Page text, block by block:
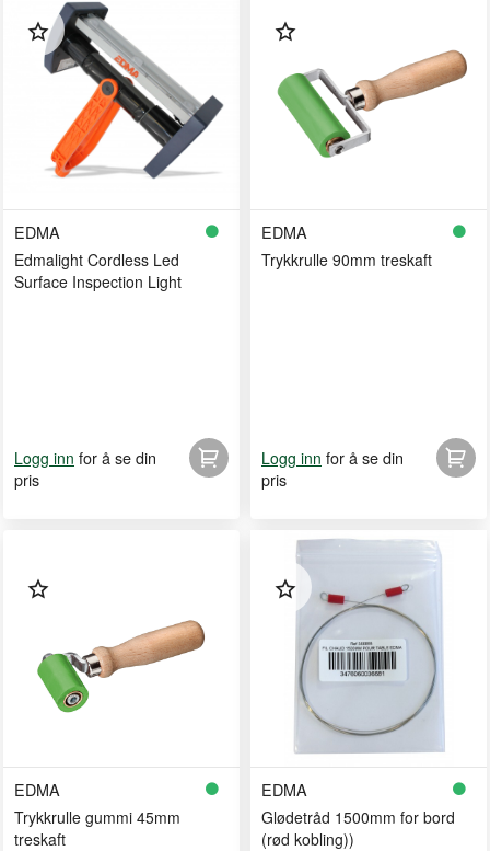
EDMA
Edmalight Cordless Led
Surface Inspection Light
Logg inn for å se din
pris
EDMA
Trykkrulle 90mm treskaft
Logg inn for å se din
pris
EDMA
Trykkrulle gummi 45mm
treskaft
EDMA
Glødetråd 1500mm for bord
(rød kobling))